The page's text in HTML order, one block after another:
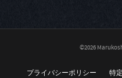
©2026
プライバシーポリシー 特